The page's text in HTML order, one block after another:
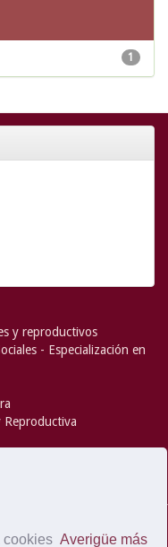
cookies Averigüe más
1
y reproductivos
- Especialización en
Reproductiva
- Extensión mantenida y